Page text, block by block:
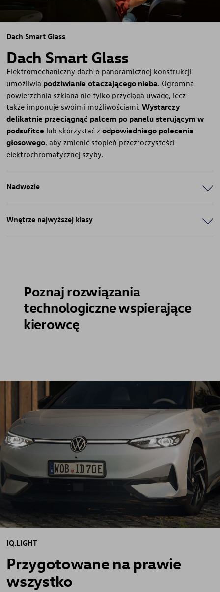
Dach Smart Glass
Dach Smart Glass
Elektromechaniczny dach o panoramicznej konstrukcji
umożliwia podziwianie otaczającego nieba. Ogromna
powierzchnia szklana nie tylko przyciąga uwagę, lecz
także imponuje swoimi możliwościami.Wystarczy
delikatnie przeciągnąć palcem po panelu sterującym w
podsufitce lub skorzystać zodpowiedniego polecenia
głosowego, aby zmienić stopień przezroczystości
elektrochromatycznej szyby.
Nadwozie
Wnętrze najwyższej klasy
Poznaj rozwiązania
technologiczne wspierające
kierowcę
IQ.LIGHT
Przygotowane na prawie
wszystko